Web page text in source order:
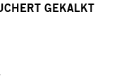
GEKALKT